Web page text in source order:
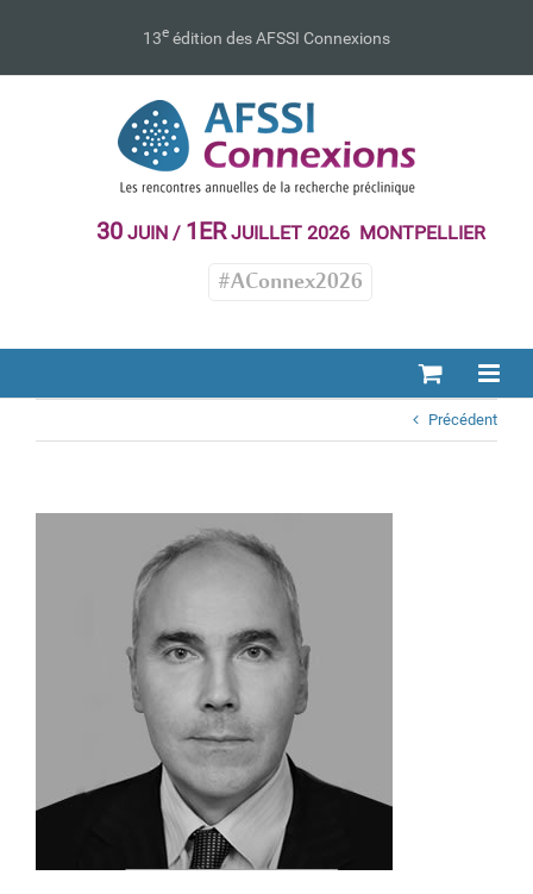
13e édition des AFSSI Connexions
30JUIN / 1ERJUILLET 2026 MONTPELLIER
#AConnex2026
Précédent